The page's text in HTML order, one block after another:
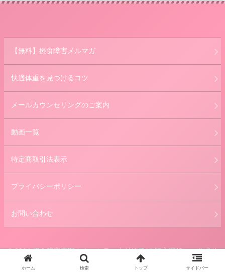
【無料】摂食障害メルマガ
快適体重を見つけるコツ
メールカウンセリングのご案内
動画一覧
特定商取引法表示
プライバシーポリシー
お問い合わせ
© 2014 摂食障害専門カウンセラー中村綾子(公認心理師） 公式サ
ホーム 検索 トップ サイドバー